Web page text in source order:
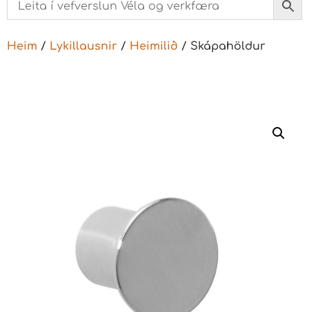
Heim / Lykillausnir / Heimilið / Skápahöldur